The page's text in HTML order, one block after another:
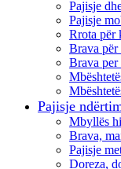
Pajisje
Pajisje
Rrota për
Brava për
Brava per
Pajisje
Mbyllës
Brava,
Pajisje
Doreza,